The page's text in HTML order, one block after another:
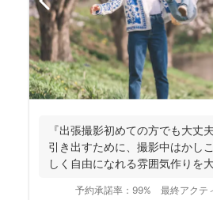
『出張撮影初めての方でも大丈
引き出すために、撮影中はかし
しく自由になれる雰囲気作りを
予約承諾率： 99% 最終アクテ